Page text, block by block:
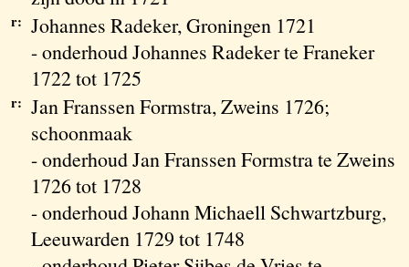
r: Johannes Radeker, Groningen 1721
- onderhoud Johannes Radeker te Franeker
1722 tot 1725
r: Jan Franssen Formstra, Zweins 1726;
schoonmaak
- onderhoud Jan Franssen Formstra te Zweins
1726 tot 1728
- onderhoud Johann Michaell Schwartzburg,
Leeuwarden 1729 tot 1748